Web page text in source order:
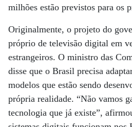
milhões estão previstos para os
Originalmente, o projeto do
próprio de televisão digital em
estrangeiros. O ministro das
disse que o Brasil precisa
modelos que estão sendo
própria realidade. “Não vamos
tecnologia que já existe”,